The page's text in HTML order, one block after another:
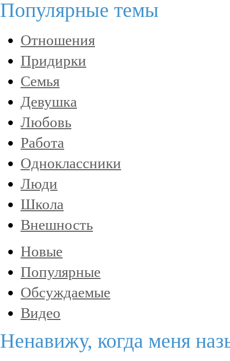
Популярные темы
Отношения
Придирки
Семья
Девушка
Любовь
Работа
Одноклассники
Люди
Школа
Внешность
Новые
Популярные
Обсуждаемые
Видео
Ненавижу, когда меня